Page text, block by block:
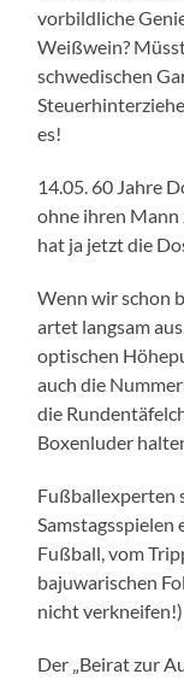
vorbildliche
Weißwein?
schwedischen
es!
14.05. 60 Jahre
ohne ihren Mann
hat ja jetzt die
Wenn wir schon
artet langsam
optischen
auch die
die
Boxenluder
Fußballexperten
Samstagsspielen
Fußball, vom
bajuwarischen
nicht verkneifen!)
Der „Beirat zur